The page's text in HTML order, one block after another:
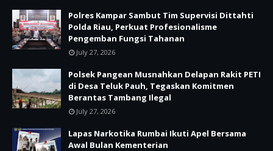
Polres Kampar Sambut Tim Supervisi Dittahti
Polda Riau, Perkuat Profesionalisme
Pengemban Fungsi Tahanan
July 27, 2026
Polsek Pangean Musnahkan Delapan Rakit PETI
di Desa Teluk Pauh, Tegaskan Komitmen
Berantas Tambang Ilegal
July 27, 2026
Lapas Narkotika Rumbai Ikuti Apel Bersama
Awal Bulan Kementerian